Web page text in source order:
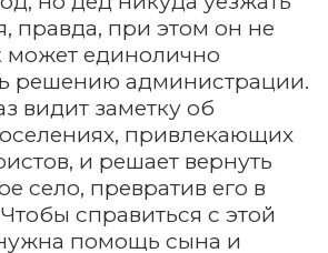
правда, при этом он не
может единолично
решению администрации.
видит заметку об
привлекающих
и решает вернуть
село, превратив его в
справиться с этой
помощь сына и